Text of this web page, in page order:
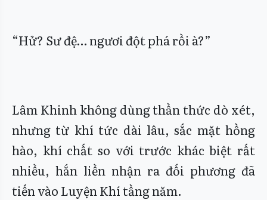
“Hử? Sư đệ… ngươi đột phá rồi à?”
Lâm Khinh không dùng thần thức dò xét,
nhưng từ khí tức dài lâu, sắc mặt hồng
hào, khí chất so với trước khác biệt rất
nhiều, hắn liền nhận ra đối phương đã
tiến vào Luyện Khí tầng năm.